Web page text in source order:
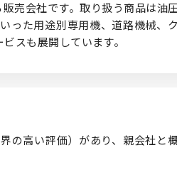
売会社です。取り扱う商品は油
った用途別専用機、道路機械、
スも展開しています。
の高い評価）があり、親会社と